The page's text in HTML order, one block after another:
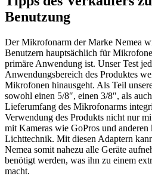
Benutzung
Der Mikrofonarm der Marke Nemea
Benutzern hauptsächlich für
primäre Anwendung ist. Unser Test
Anwendungsbereich des Produktes
Mikrofonen hinausgeht. Als Teil
sowohl einen 5/8″, einen 3/8″, als
Lieferumfang des Mikrofonarms
Verwendung des Produkts nicht nur
mit Kameras wie GoPros und
Lichttechnik. Mit diesen Adaptern
Nemea somit nahezu alle Geräte
benötigt werden, was ihn zu einem
macht.